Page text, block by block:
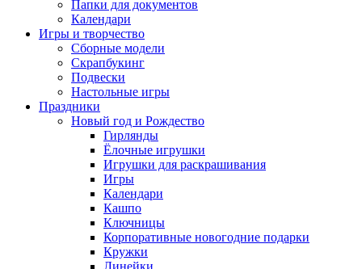
Папки для документов
Календари
Игры и творчество
Сборные модели
Скрапбукинг
Подвески
Настольные игры
Праздники
Новый год и Рождество
Гирлянды
Ёлочные игрушки
Игрушки для раскрашивания
Игры
Календари
Кашпо
Ключницы
Корпоративные новогодние подарки
Кружки
Линейки